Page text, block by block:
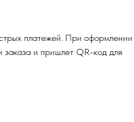
платежей. При оформлении
заказа и пришлет QR-код для